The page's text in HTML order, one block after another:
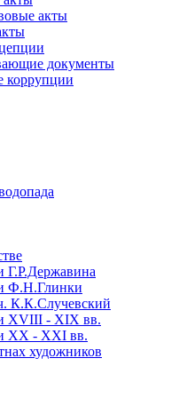
акты
документы
коррупции
Г.Р.Державина
Ф.Н.Глинки
К.К.Случевский
XVIII - XIX вв.
XX - XXI вв.
художников